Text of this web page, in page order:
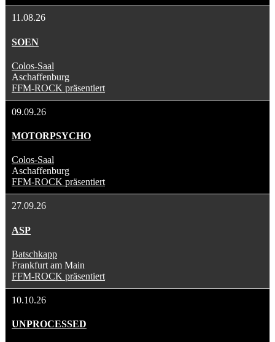
11.08.26
SOEN
Colos-Saal
Aschaffenburg
FFM-ROCK präsentiert
09.09.26
MOTORPSYCHO
Colos-Saal
Aschaffenburg
FFM-ROCK präsentiert
27.09.26
ASP
Batschkapp
Frankfurt am Main
FFM-ROCK präsentiert
10.10.26
UNPROCESSED